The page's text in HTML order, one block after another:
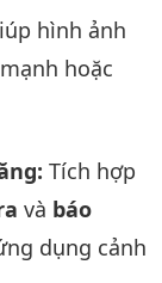
hình ảnh
hoặc
Tích hợp
và báo
dụng cảnh